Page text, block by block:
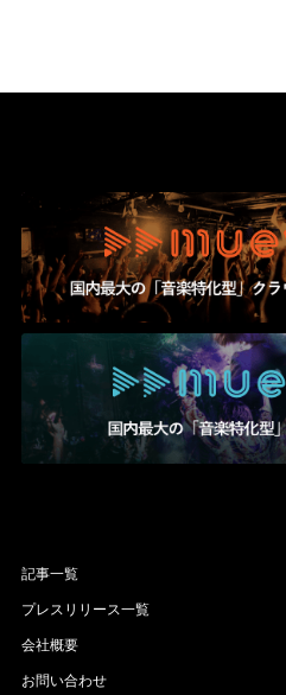
記事一覧
プレスリリース一覧
会社概要
お問い合わせ